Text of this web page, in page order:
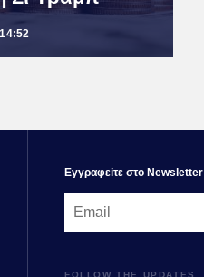
14:52
Εγγραφεiτε στο Newsletter